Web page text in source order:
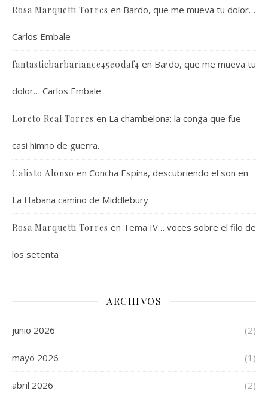
Rosa Marquetti Torres en Bardo, que me mueva tu dolor…
Carlos Embale
fantasticbarbariance45e0daf4 en Bardo, que me mueva tu
dolor… Carlos Embale
Loreto Real Torres en La chambelona: la conga que fue
casi himno de guerra.
Calixto Alonso en Concha Espina, descubriendo el son en
La Habana camino de Middlebury
Rosa Marquetti Torres en Tema IV… voces sobre el filo de
los setenta
ARCHIVOS
junio 2026 (2)
mayo 2026 (1)
abril 2026 (2)